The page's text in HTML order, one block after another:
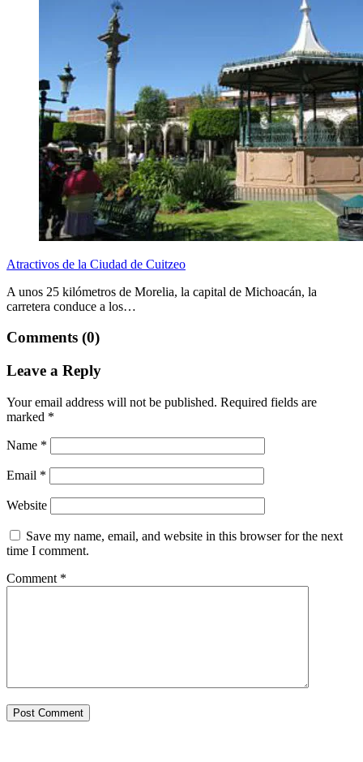
Atractivos de la Ciudad de Cuitzeo
A unos 25 kilómetros de Morelia, la capital de Michoacán, la
carretera conduce a los…
Comments (0)
Leave a Reply
Your email address will not be published. Required fields are
marked *
Name *
Email *
Website
Save my name, email, and website in this browser for the next
time I comment.
Comment *